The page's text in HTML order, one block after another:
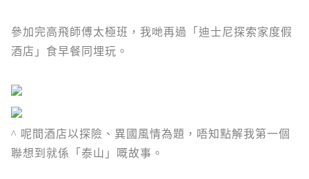
參加完高飛師傅太極班，我哋再過「 迪士尼探索家度假
酒店」食早餐同埋玩。
^ 呢間酒店以探險、異國風情為題，唔知點解我第一個
聯想到就係「泰山」嘅故事。